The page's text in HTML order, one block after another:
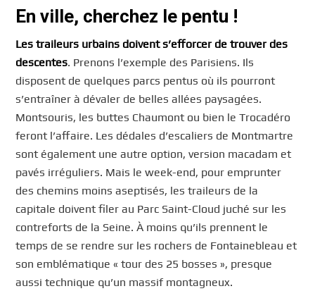
En ville, cherchez le pentu !
Les traileurs urbains doivent s’efforcer de trouver des
descentes. Prenons l’exemple des Parisiens. Ils
disposent de quelques parcs pentus où ils pourront
s’entraîner à dévaler de belles allées paysagées.
Montsouris, les buttes Chaumont ou bien le Trocadéro
feront l’affaire. Les dédales d’escaliers de Montmartre
sont également une autre option, version macadam et
pavés irréguliers. Mais le week-end, pour emprunter
des chemins moins aseptisés, les traileurs de la
capitale doivent filer au Parc Saint-Cloud juché sur les
contreforts de la Seine. À moins qu’ils prennent le
temps de se rendre sur les rochers de Fontainebleau et
son emblématique « tour des 25 bosses », presque
aussi technique qu’un massif montagneux.